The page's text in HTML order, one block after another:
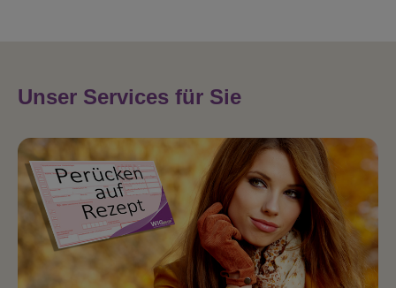
Unser Services für Sie